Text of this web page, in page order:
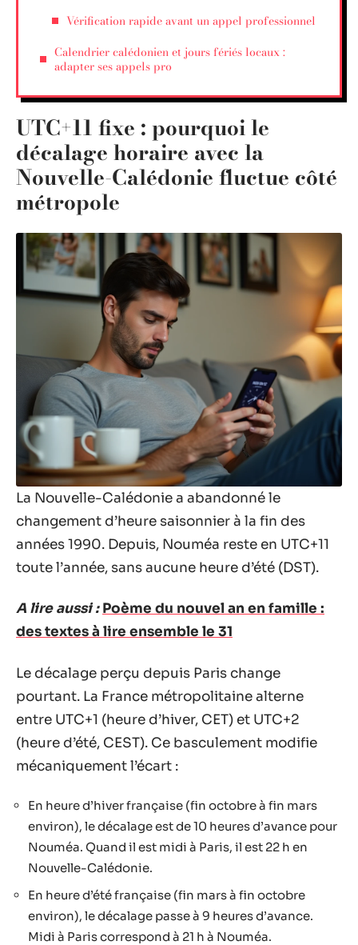
Vérification rapide avant un appel professionnel
Calendrier calédonien et jours fériés locaux :
adapter ses appels pro
UTC+11 fixe : pourquoi le
décalage horaire avec la
Nouvelle-Calédonie fluctue côté
métropole
La Nouvelle-Calédonie a abandonné le
changement d’heure saisonnier à la fin des
années 1990. Depuis, Nouméa reste en UTC+11
toute l’année, sans aucune heure d’été (DST).
A lire aussi : Poème du nouvel an en famille :
des textes à lire ensemble le 31
Le décalage perçu depuis Paris change
pourtant. La France métropolitaine alterne
entre UTC+1 (heure d’hiver, CET) et UTC+2
(heure d’été, CEST). Ce basculement modifie
mécaniquement l’écart :
En heure d’hiver française (fin octobre à fin mars
environ), le décalage est de 10 heures d’avance pour
Nouméa. Quand il est midi à Paris, il est 22 h en
Nouvelle-Calédonie.
En heure d’été française (fin mars à fin octobre
environ), le décalage passe à 9 heures d’avance.
Midi à Paris correspond à 21 h à Nouméa.